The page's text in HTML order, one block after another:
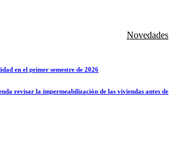
Novedades
en el primer semestre de 2026
revisar la impermeabilización de las viviendas antes de